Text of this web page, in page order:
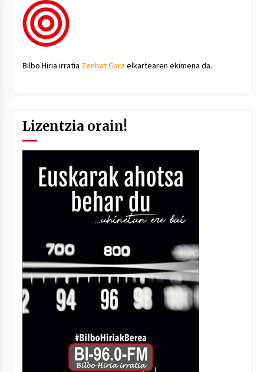
Bilbo Hiria irratia Zenbat Gara elkartearen ekimena da.
Lizentzia orain!